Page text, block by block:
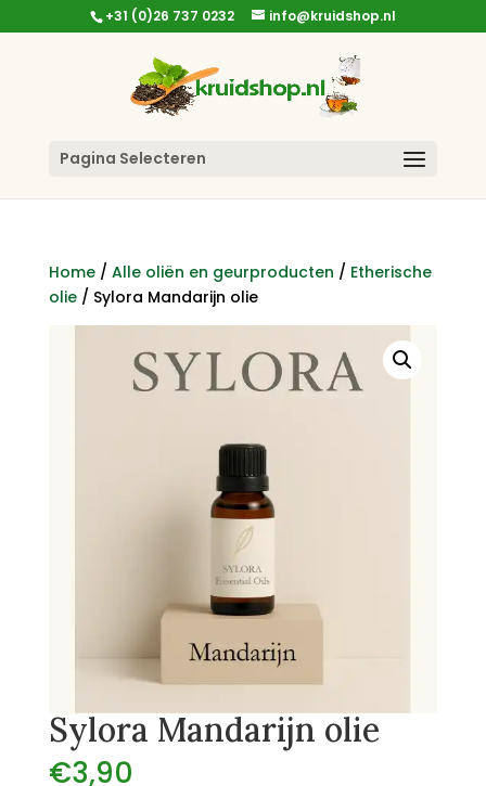
+31 (0)26 737 0232 info@kruidshop.nl
Pagina Selecteren
Home/ Alle oliën en geurproducten / Etherische
olie/ Sylora Mandarijn olie
Sylora Mandarijn olie
€3,90